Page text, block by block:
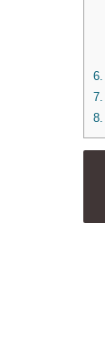
6.
7.
8.